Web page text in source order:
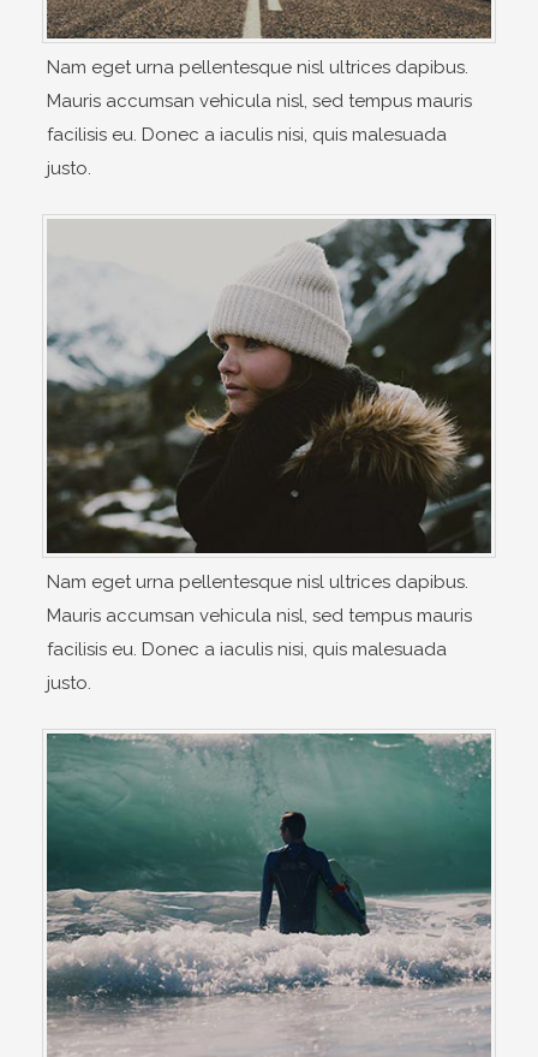
Nam eget urna pellentesque nisl ultrices dapibus.
Mauris accumsan vehicula nisl, sed tempus mauris
facilisis eu. Donec a iaculis nisi, quis malesuada
justo.
Nam eget urna pellentesque nisl ultrices dapibus.
Mauris accumsan vehicula nisl, sed tempus mauris
facilisis eu. Donec a iaculis nisi, quis malesuada
justo.